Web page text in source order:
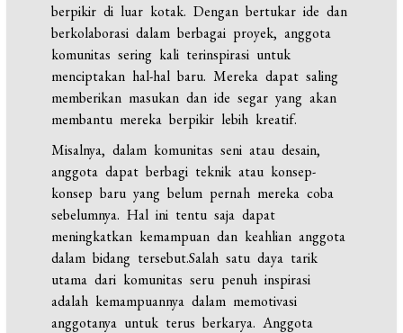
berpikir di luar kotak. Dengan bertukar ide dan
berkolaborasi dalam berbagai proyek, anggota
komunitas sering kali terinspirasi untuk
menciptakan hal-hal baru. Mereka dapat saling
memberikan masukan dan ide segar yang akan
membantu mereka berpikir lebih kreatif.
Misalnya, dalam komunitas seni atau desain,
anggota dapat berbagi teknik atau konsep-
konsep baru yang belum pernah mereka coba
sebelumnya. Hal ini tentu saja dapat
meningkatkan kemampuan dan keahlian anggota
dalam bidang tersebut.Salah satu daya tarik
utama dari komunitas seru penuh inspirasi
adalah kemampuannya dalam memotivasi
anggotanya untuk terus berkarya. Anggota